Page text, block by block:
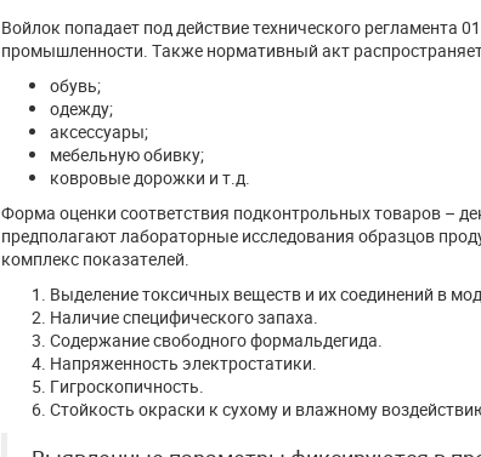
Войлок попадает под действие технического регламента
промышленности. Также нормативный акт
обувь;
одежду;
аксессуары;
мебельную обивку;
ковровые дорожки и т.д.
Форма оценки соответствия подконтрольных товаров –
предполагают лабораторные исследования образцов
комплекс показателей.
Выделение токсичных веществ и их соединений в
Наличие специфического запаха.
Содержание свободного формальдегида.
Напряженность электростатики.
Гигроскопичность.
Стойкость окраски к сухому и влажному